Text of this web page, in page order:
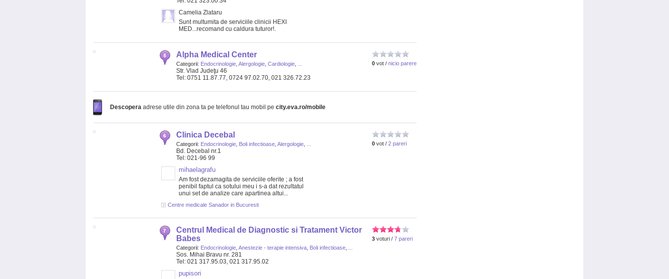
Camelia Zlataru
Sunt multumita de serviciile clinicii HEXI
MED...recomand cu caldura tuturor!.
0 vot / nicio parere
Alpha Medical Center
Categorii: Endocrinologie Alergologie Cardiologie
Str. Vlad Judeţu 46
Tel: 0751 11.87.77, 0724 97.02.70, 021 326.72.23
Descopera adrese utile din zona ta pe telefonul tau mobil pe city.eva.ro/mobile
0 vot / 2 pareri
Clinica Decebal
Categorii: Endocrinologie Boli infectioase Alergologie
Bd. Decebal nr.1
Tel: 021-96 99
mihaelagrafu
Am fost dezamagita de serviciile oferite ; a fost
penibil faptul ca sotului meu i s-a dat rezultatul
unui set de analize care apartinea altui...
Centre medicale Sanador in Bucuresti
3 voturi / 7 pareri
Centrul Medical de Diagnostic si Tratament Victor
Babes
Categorii: Endocrinologie Anestezie - terapie intensiva Boli infectioase
Sos. Mihai Bravu nr. 281
Tel: 021 317.95.03, 021 317.95.02
pupisori